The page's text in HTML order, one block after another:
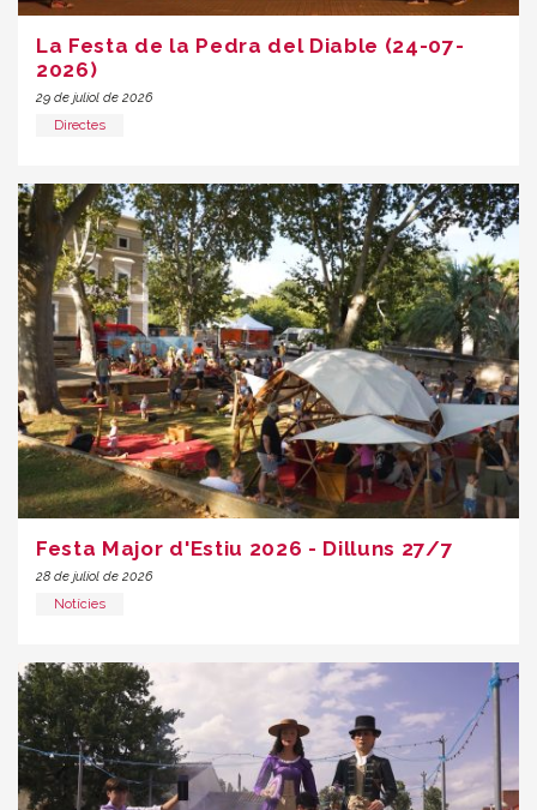
La Festa de la Pedra del Diable (24-07-
2026)
29 de juliol de 2026
Directes
Festa Major d'Estiu 2026 - Dilluns 27/7
28 de juliol de 2026
Notícies